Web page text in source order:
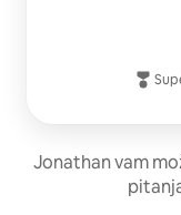
Jonathan vam